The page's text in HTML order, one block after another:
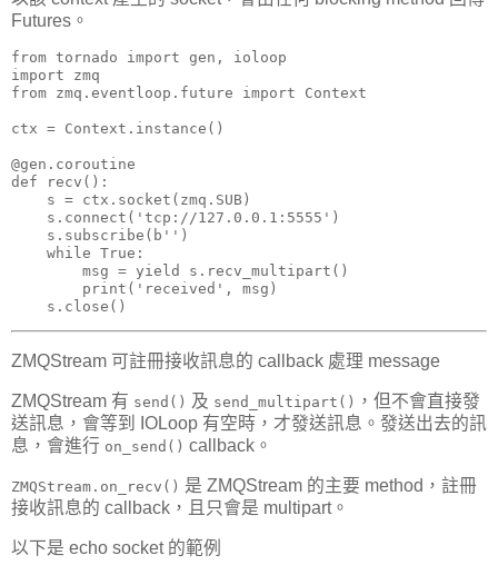
Futures。
from tornado import gen, ioloop
import zmq
from zmq.eventloop.future import Context
ctx = Context.instance()
@gen.coroutine
def recv():
    s = ctx.socket(zmq.SUB)
    s.connect('tcp://127.0.0.1:5555')
    s.subscribe(b'')
    while True:
        msg = yield s.recv_multipart()
        print('received', msg)
    s.close()
ZMQStream 可註冊接收訊息的 callback 處理 message
ZMQStream 有 send() 及 send_multipart() ，但不會直接發
送訊息，會等到 IOLoop 有空時，才發送訊息。發送出去的訊
息，會進行 on_send() callback。
ZMQStream.on_recv() 是 ZMQStream 的主要 method，註冊
接收訊息的 callback，且只會是 multipart。
以下是 echo socket 的範例